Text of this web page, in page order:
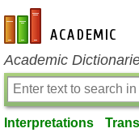
en-academic.com
Academic
Interpretations